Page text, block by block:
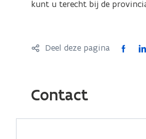
kunt u terecht bij de
Deel deze pagina
F
L
Contact